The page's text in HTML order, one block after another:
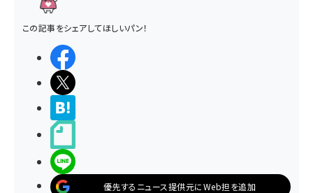
この記事をシェアしてほしいパン！
優先するニュース提供元にWeb担を追加